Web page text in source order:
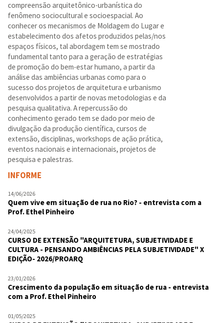
compreensão arquitetônico-urbanística do
fenômeno sociocultural e socioespacial. Ao
conhecer os mecanismos de Moldagem do Lugar e
estabelecimento dos afetos produzidos pelas/nos
espaços físicos, tal abordagem tem se mostrado
fundamental tanto para a geração de estratégias
de promoção do bem-estar humano, a partir da
análise das ambiências urbanas como para o
sucesso dos projetos de arquitetura e urbanismo
desenvolvidos a partir de novas metodologias e da
pesquisa qualitativa. A repercussão do
conhecimento gerado tem se dado por meio de
divulgação da produção científica, cursos de
extensão, disciplinas, workshops de ação prática,
eventos nacionais e internacionais, projetos de
pesquisa e palestras.
INFORME
14/06/2026
Quem vive em situação de rua no Rio? - entrevista com a
Prof. Ethel Pinheiro
24/04/2025
CURSO DE EXTENSÃO "ARQUITETURA, SUBJETIVIDADE E
CULTURA - PENSANDO AMBIÊNCIAS PELA SUBJETIVIDADE" X
EDIÇÃO- 2026/PROARQ
23/01/2026
Crescimento da população em situação de rua - entrevista
com a Prof. Ethel Pinheiro
01/05/2025